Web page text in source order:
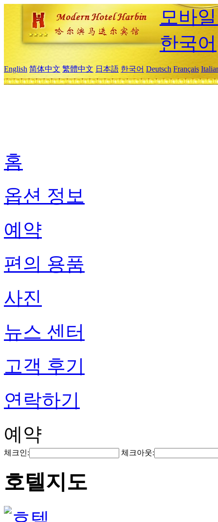
모바
한국어
English 简体中文 繁體中文 日本語 한국어 Deutsch Français
홈
옵션 정보
예약
편의 용품
사진
뉴스 센터
고객 후기
연락하기
예약
체크인: 체크아웃:
호텔지도